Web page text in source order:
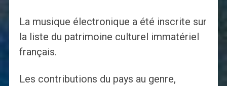
La musique électronique a été inscrite sur
la liste du patrimoine culturel immatériel
français.
Les contributions du pays au genre,